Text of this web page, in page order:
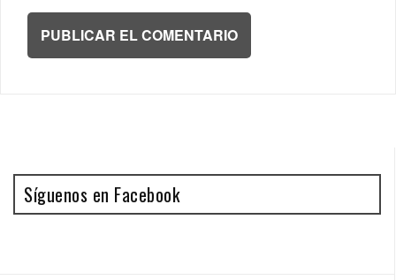
Síguenos en Facebook